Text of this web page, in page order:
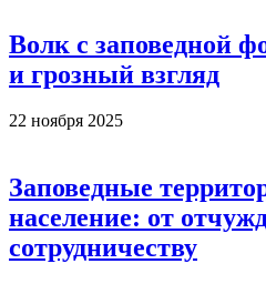
Волк с заповедной
и грозный взгляд
22 ноября 2025
Заповедные
население: от
сотрудничеству